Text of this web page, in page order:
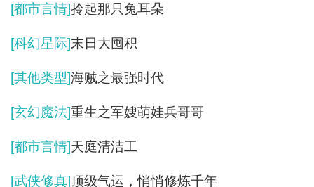
[都市言情]拎起那只兔耳朵
[科幻星际]末日大囤积
[其他类型]海贼之最强时代
[玄幻魔法]重生之军嫂萌娃兵哥哥
[都市言情]天庭清洁工
[武侠修真]顶级气运，悄悄修炼千年